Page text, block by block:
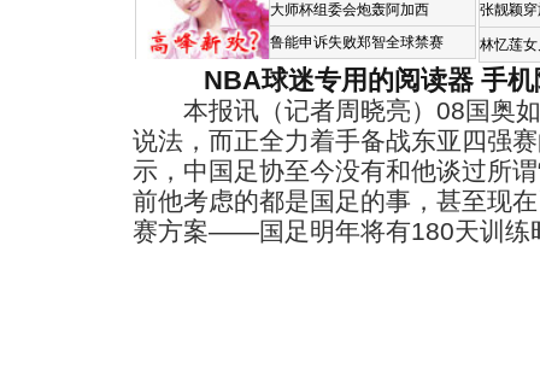
大师杯组委会炮轰阿加西
鲁能申诉失败郑智全球禁赛
张靓颖
林忆莲
NBA球迷专用的阅读器 手
本报讯（记者周晓亮）08国奥如
说法，而正全力着手备战东亚四强
示，中国足协至今没有和他谈过所
前他考虑的都是国足的事，甚至现
赛方案——国足明年将有180天训练